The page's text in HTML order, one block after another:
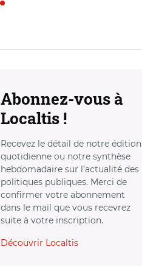
Abonnez-vous à
Localtis !
Recevez le détail de notre édition
quotidienne ou notre synthèse
hebdomadaire sur l’actualité des
politiques publiques. Merci de
confirmer votre abonnement
dans le mail que vous recevrez
suite à votre inscription.
Découvrir Localtis